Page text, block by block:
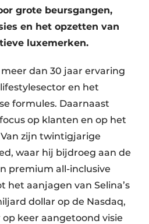
grote beursgangen,
en het opzetten van
luxemerken.
dan 30 jaar ervaring
en het
formules. Daarnaast
op klanten en op het
zijn twintigjarige
waar hij bijdroeg aan de
premium all-inclusive
het aanjagen van Selina’s
dollar op de Nasdaq,
keer aangetoond visie